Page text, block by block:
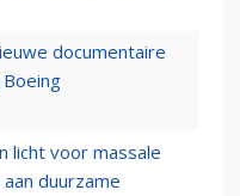
documentaire
licht voor massale
duurzame